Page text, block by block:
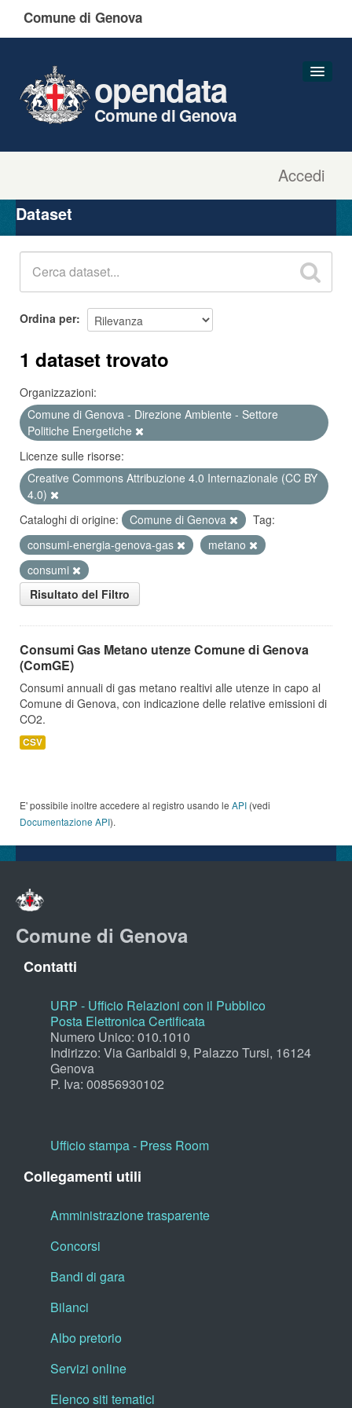
Comune di Genova
Accedi
opendata
Comune di Genova
Organizzazioni
Gruppi
Dataset
Ordina per
1 dataset trovato
Organizzazioni:
Comune di Genova - Direzione Ambiente - Settore
Politiche Energetiche
Licenze sulle risorse:
Creative Commons Attribuzione 4.0 Internazionale (CC BY
4.0)
Cataloghi di origine:
Comune di Genova
Tag:
consumi-energia-genova-gas
metano
consumi
Risultato del Filtro
Consumi Gas Metano utenze Comune di Genova
(ComGE)
Consumi annuali di gas metano realtivi alle utenze in capo al
Comune di Genova, con indicazione delle relative emissioni di
CO2.
CSV
E' possibile inoltre accedere al registro usando le API (vedi
Documentazione API).
Comune di Genova
Contatti
URP - Ufficio Relazioni con il Pubblico
Posta Elettronica Certificata
Numero Unico: 010.1010
Indirizzo: Via Garibaldi 9, Palazzo Tursi, 16124
Genova
P. Iva: 00856930102
Ufficio stampa - Press Room
Collegamenti utili
Amministrazione trasparente
Concorsi
Bandi di gara
Bilanci
Albo pretorio
Servizi online
Elenco siti tematici